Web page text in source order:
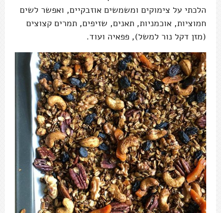
הלכתי על צימוקים ומשמשים אוזבקיים, ואפשר לשים
חמוציות, אוכמניות, תאנים, שזיפים, תמרים קצוצים
(מזן דקל נור למשל), פפאיה ועוד.